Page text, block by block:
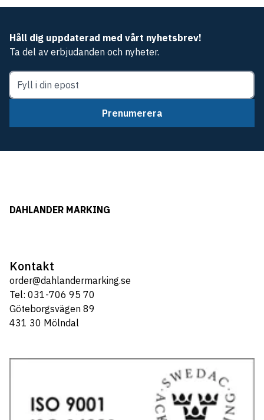
Håll dig uppdaterad med vårt nyhetsbrev!
Ta del av erbjudanden och nyheter.
Prenumerera
DAHLANDER MARKING
Kontakt
order@dahlandermarking.se
Tel: 031-706 95 70
Göteborgsvägen 89
431 30 Mölndal